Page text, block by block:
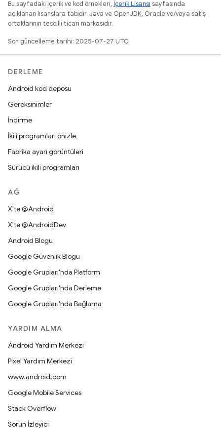
Bu sayfadaki içerik ve kod örnekleri, İçerik Lisansı sayfasında
açıklanan lisanslara tabidir. Java ve OpenJDK, Oracle ve/veya satış
ortaklarının tescilli ticari markasıdır.
Son güncelleme tarihi: 2025-07-27 UTC.
DERLEME
Android kod deposu
Gereksinimler
İndirme
İkili programları önizle
Fabrika ayarı görüntüleri
Sürücü ikili programları
AĞ
X'te @Android
X'te @AndroidDev
Android Blogu
Google Güvenlik Blogu
Google Grupları'nda Platform
Google Grupları'nda Derleme
Google Grupları'nda Bağlama
YARDIM ALMA
Android Yardım Merkezi
Pixel Yardım Merkezi
www.android.com
Google Mobile Services
Stack Overflow
Sorun İzleyici